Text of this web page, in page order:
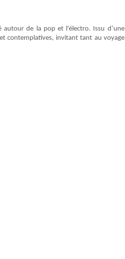
de la pop et l'électro. Issu d’une
contemplatives, invitant tant au voyage